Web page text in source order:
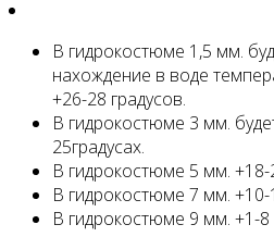
В гидрокостюме 1,5 мм.
нахождение в воде
+26-28 градусов.
В гидрокостюме 3 мм.
25градусах.
В гидрокостюме 5 мм. +18-
В гидрокостюме 7 мм. +10-
В гидрокостюме 9 мм. +1-8